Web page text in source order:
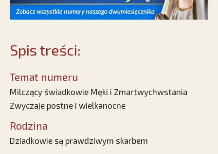
Spis treści:
Temat numeru
Milczący świadkowie Męki i Zmartwychwstania
Zwyczaje postne i wielkanocne
Rodzina
Dziadkowie są prawdziwym skarbem